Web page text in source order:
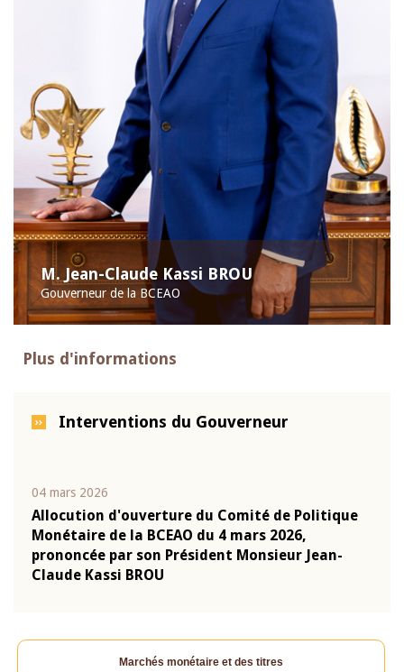
M. Jean-Claude Kassi BROU
Gouverneur de la BCEAO
Plus d'informations
Interventions du Gouverneur
04 mars 2026
Allocution d'ouverture du Comité de Politique
Monétaire de la BCEAO du 4 mars 2026,
prononcée par son Président Monsieur Jean-
Claude Kassi BROU
Marchés monétaire et des titres